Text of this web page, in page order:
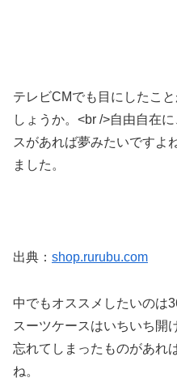
テレビCMでも目にしたこ
しょうか。<br />自由自在
スがあれば夢みたいですよ
ました。
出典： shop.rurubu.com
中でもオススメしたいのは
スーツケースはいちいち開
忘れてしまったものがあれ
ね。